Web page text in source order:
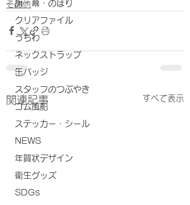
旗・幕・のぼり
クリアファイル
うちわ
ネックストラップ
缶バッジ
スタッフのつぶやき
ゴム風船
ステッカー・シール
NEWS
年賀状デザイン
衛生グッズ
SDGs
その他
関連記事 すべて表示